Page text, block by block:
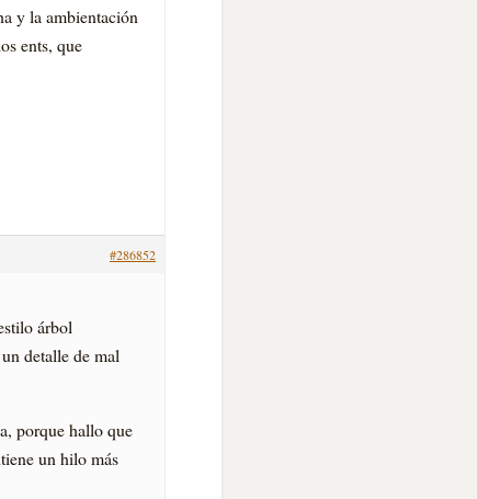
y la ambientación
ents, que
#286852
árbol
detalle de mal
porque hallo que
un hilo más